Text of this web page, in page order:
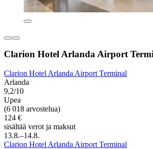
Clarion Hotel Arlanda Airport
Clarion Hotel Arlanda Airport Terminal
Arlanda
9,2/10
Upea
(6 018 arvostelua)
124 €
sisältää verot ja maksut
13.8.–14.8.
Clarion Hotel Arlanda Airport Terminal